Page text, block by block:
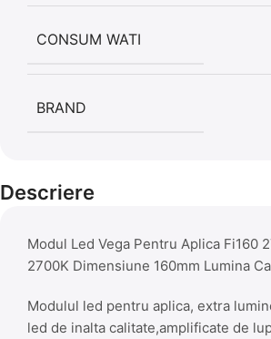
CONSUM WATI
BRAND
Descriere
Modul Led Vega Pentru Aplica Fi160
2700K Dimensiune 160mm Lumina
Modulul led pentru aplica, extra
led de inalta calitate,amplificate de